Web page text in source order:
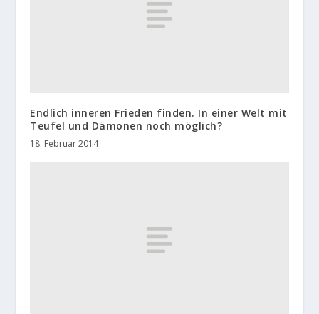
Endlich inneren Frieden finden. In einer Welt mit
Teufel und Dämonen noch möglich?
18. Februar 2014